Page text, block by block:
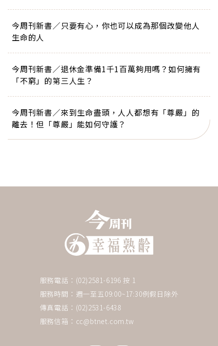
今周刊新書／只要有心，你也可以成為那個改變他人
生命的人
今周刊新書／退休金準備1千1百萬夠用嗎？如何擁有
「不窮」的第三人生？
今周刊新書／來到生命盡頭，人人都想有「尊嚴」的
離去！但「尊嚴」能如何守護？
服務電話：(02)2581-6196 按 1
服務時間：週一至五09:00~17:30例假日除外
傳真電話：(02)2531-6438
服務信箱： cc@btnet.com.tw